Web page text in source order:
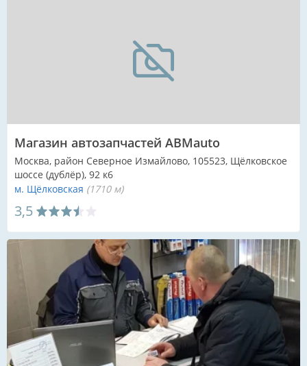
Магазин автозапчастей ABMauto
Москва, район Северное Измайлово, 105523, Щёлковское
шоссе (дублёр), 92 к6
м. Щёлковская (1710 м)
3,5